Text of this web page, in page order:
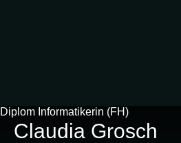
Claudia Grosch
Diplom Informatikerin (FH)